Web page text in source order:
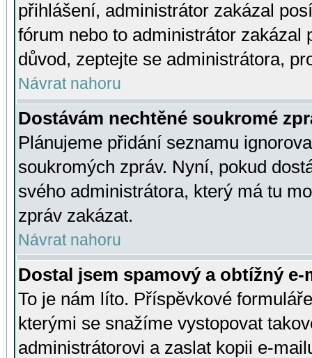
přihlášení, administrátor zakázal
fórum nebo to administrátor zakázal
důvod, zeptejte se administrátora,
Návrat nahoru
Dostávám nechtěné soukromé
Plánujeme přidání seznamu
soukromých zpráv. Nyní, pokud
svého administrátora, který má tu
zpráv zakázat.
Návrat nahoru
Dostal jsem spamový a obtížný
To je nám líto. Příspěvkové
kterými se snažíme vystopovat
administrátorovi a zaslat kopii e-